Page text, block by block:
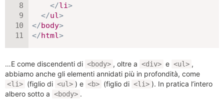
</li>
</ul>
</body>
</html>
…E come discendenti di <body> , oltre a <div> e <ul> ,
abbiamo anche gli elementi annidati più in profondità, come
<li> (figlio di <ul> ) e <b> (figlio di <li> ). In pratica l’intero
albero sotto a <body> .